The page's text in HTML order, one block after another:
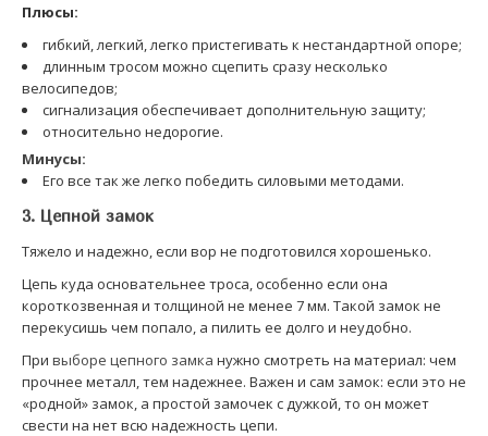
Плюсы:
гибкий, легкий, легко пристегивать к нестандартной опоре;
длинным тросом можно сцепить сразу несколько
велосипедов;
сигнализация обеспечивает дополнительную защиту;
относительно недорогие.
Минусы:
Его все так же легко победить силовыми методами.
3. Цепной замок
Тяжело и надежно, если вор не подготовился хорошенько.
Цепь куда основательнее троса, особенно если она
короткозвенная и толщиной не менее 7 мм. Такой замок не
перекусишь чем попало, а пилить ее долго и неудобно.
При выборе цепного замка нужно смотреть на материал: чем
прочнее металл, тем надежнее. Важен и сам замок: если это не
«родной» замок, а простой замочек с дужкой, то он может
свести на нет всю надежность цепи.